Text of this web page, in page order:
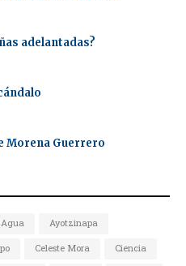
adelantadas?
Morena Guerrero
Agua
Ayotzinapa
Celeste Mora
Ciencia